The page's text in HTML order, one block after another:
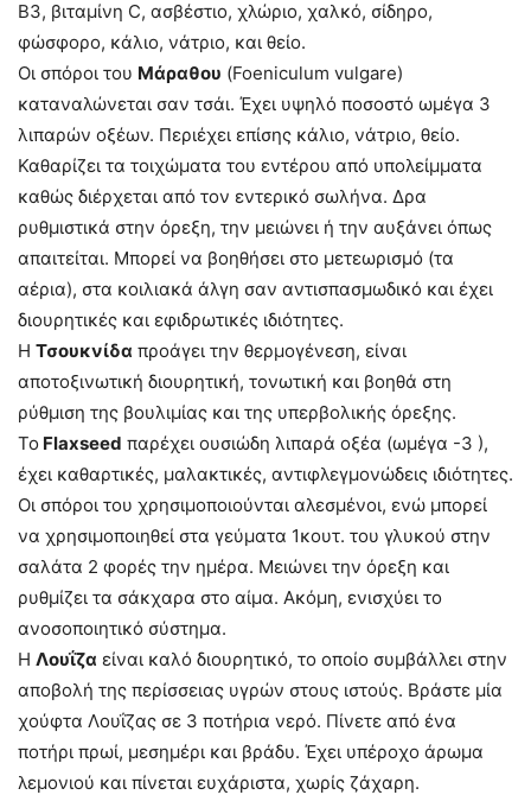
B3, βιταμίνη C, ασβέστιο, χλώριο, χαλκό, σίδηρο,
φώσφορο, κάλιο, νάτριο, και θείο.
Οι σπόροι του Μάραθου (Foeniculum vulgare)
καταναλώνεται σαν τσάι. Έχει υψηλό ποσοστό ωμέγα 3
λιπαρών οξέων. Περιέχει επίσης κάλιο, νάτριο, θείο.
Καθαρίζει τα τοιχώματα του εντέρου από υπολείμματα
καθώς διέρχεται από τον εντερικό σωλήνα. Δρα
ρυθμιστικά στην όρεξη, την μειώνει ή την αυξάνει όπως
απαιτείται. Μπορεί να βοηθήσει στο μετεωρισμό (τα
αέρια), στα κοιλιακά άλγη σαν αντισπασμωδικό και έχει
διουρητικές και εφιδρωτικές ιδιότητες.
Η Τσουκνίδα προάγει την θερμογένεση, είναι
αποτοξινωτική διουρητική, τονωτική και βοηθά στη
ρύθμιση της βουλιμίας και της υπερβολικής όρεξης.
Το Flaxseed παρέχει ουσιώδη λιπαρά οξέα (ωμέγα -3 ),
έχει καθαρτικές, μαλακτικές, αντιφλεγμονώδεις ιδιότητες.
Οι σπόροι του χρησιμοποιούνται αλεσμένοι, ενώ μπορεί
να χρησιμοποιηθεί στα γεύματα 1κουτ. του γλυκού στην
σαλάτα 2 φορές την ημέρα. Μειώνει την όρεξη και
ρυθμίζει τα σάκχαρα στο αίμα. Ακόμη, ενισχύει το
ανοσοποιητικό σύστημα.
Η Λουΐζα είναι καλό διουρητικό, το οποίο συμβάλλει στην
αποβολή της περίσσειας υγρών στους ιστούς. Βράστε μία
χούφτα Λουΐζας σε 3 ποτήρια νερό. Πίνετε από ένα
ποτήρι πρωί, μεσημέρι και βράδυ. Έχει υπέροχο άρωμα
λεμονιού και πίνεται ευχάριστα, χωρίς ζάχαρη.